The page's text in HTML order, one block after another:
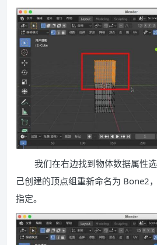
我们在右边找到物体数据属性
己创建的顶点组重新命名为 Bone2
指定。